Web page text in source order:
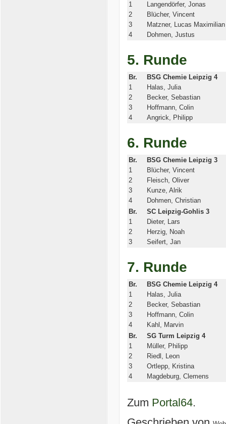
1
Langendörfer, Jonas
2
Blücher, Vincent
3
Matzner, Lucas Maximilian
4
Dohmen, Justus
5. Runde
Br.
BSG Chemie Leipzig 4
1
Halas, Julia
2
Becker, Sebastian
3
Hoffmann, Colin
4
Angrick, Philipp
6. Runde
Br.
BSG Chemie Leipzig 3
1
Blücher, Vincent
2
Fleisch, Oliver
3
Kunze, Alrik
4
Dohmen, Christian
Br.
SC Leipzig-Gohlis 3
1
Dieter, Lars
2
Herzig, Noah
3
Seifert, Jan
7. Runde
Br.
BSG Chemie Leipzig 4
1
Halas, Julia
2
Becker, Sebastian
3
Hoffmann, Colin
4
Kahl, Marvin
Br.
SG Turm Leipzig 4
1
Müller, Philipp
2
Riedl, Leon
3
Ortlepp, Kristina
4
Magdeburg, Clemens
Zum Portal64.